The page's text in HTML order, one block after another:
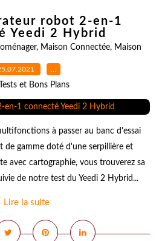
robot 2-en-1
Yeedi 2 Hybrid
, Maison Connectée, Maison
…
et Bons Plans
à passer au banc d'essai
de gamme doté d'une serpillière et
avec cartographie, vous trouverez sa
de notre test du Yeedi 2 Hybrid...
Lire la suite